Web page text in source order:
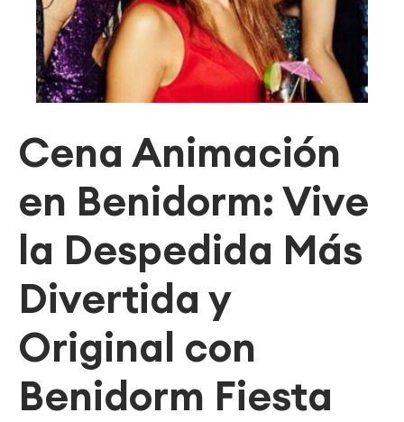
Cena Animación
en Benidorm: Vive
la Despedida Más
Divertida y
Original con
Benidorm Fiesta